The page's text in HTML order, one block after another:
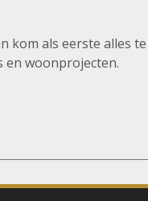
kom als eerste alles
en woonprojecten.